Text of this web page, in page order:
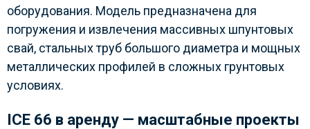
оборудования. Модель предназначена для
погружения и извлечения массивных шпунтовых
свай, стальных труб большого диаметра и мощных
металлических профилей в сложных грунтовых
условиях.
ICE 66 в аренду — масштабные проекты